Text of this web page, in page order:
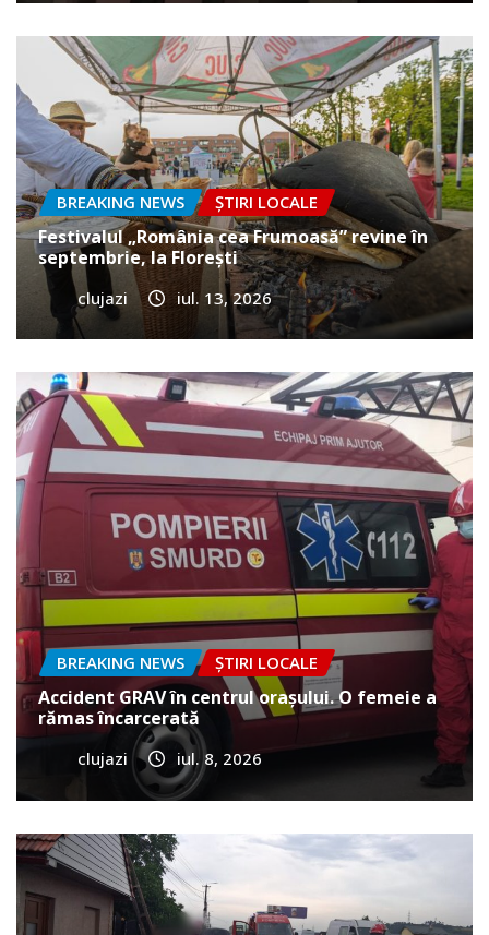
BREAKING NEWS ȘTIRI LOCALE
Festivalul „România cea Frumoasă” revine în
septembrie, la Florești
clujazi iul. 13, 2026
BREAKING NEWS ȘTIRI LOCALE
Accident GRAV în centrul orașului. O femeie a
rămas încarcerată
clujazi iul. 8, 2026